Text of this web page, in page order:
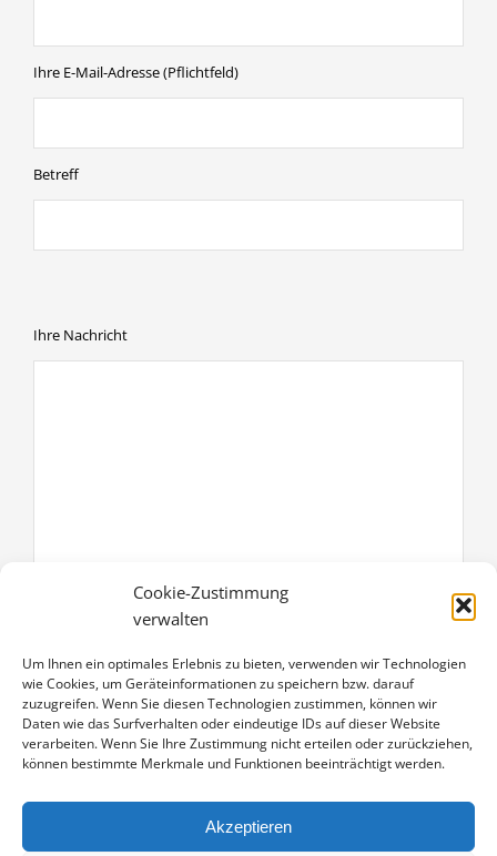
Cookie-Zustimmung
verwalten
Um Ihnen ein optimales Erlebnis zu bieten, verwenden wir Technologien
wie Cookies, um Geräteinformationen zu speichern bzw. darauf
zuzugreifen. Wenn Sie diesen Technologien zustimmen, können wir
Daten wie das Surfverhalten oder eindeutige IDs auf dieser Website
verarbeiten. Wenn Sie Ihre Zustimmung nicht erteilen oder zurückziehen,
können bestimmte Merkmale und Funktionen beeinträchtigt werden.
Akzeptieren
Ihre E-Mail-Adresse (Pflichtfeld)
Betreff
Ihre Nachricht
ICH HABE DIE DATENSCHUTZERKLÄRUNG ZUR KENNTNIS
GENOMMEN. ICH STIMME ZU, DASS MEINE ANGABEN UND
DATEN ZUR BEANTWORTUNG MEINER ANFRAGE
HINWEIS: SIE KÖNNEN IHRE EINWILLIGUNG JEDERZEIT FÜR
DIE ZUKUNFT PER E-MAIL AN POST@DIETERDAMSCHEN.DE